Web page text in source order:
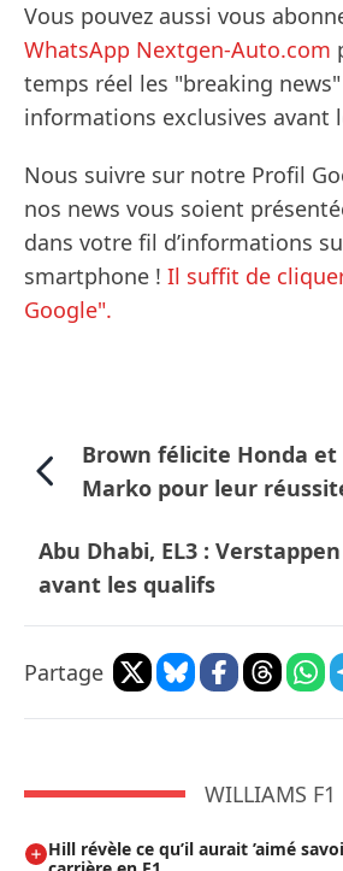
Vous pouvez aussi vous
WhatsApp Nextgen-Auto.com
temps réel les "breaking
informations exclusives avant
Nous suivre sur notre Profil
nos news vous soient
dans votre fil d’informations
smartphone ! Il suffit de
Google".
Brown félicite Honda
Marko pour leur
Abu Dhabi, EL3 :
avant les qualifs
Partage
WILLIAMS F1
Hill révèle ce qu’il aurait ’aimé